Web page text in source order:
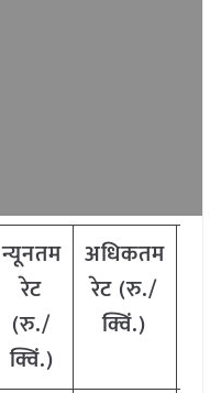
न्यूनतम
रेट
(रु./
क्विं.)
अधिकतम
रेट (रु./
क्विं.)